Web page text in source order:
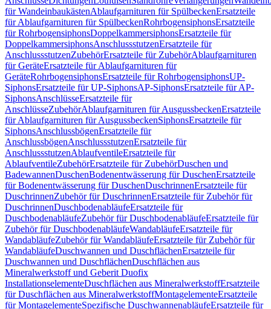
für WandeinbaukästenAblaufgarnituren für SpülbeckenErsatzteile
für Ablaufgarnituren für SpülbeckenRohrbogensiphonsErsatzteile
für RohrbogensiphonsDoppelkammersiphonsErsatzteile für
DoppelkammersiphonsAnschlussstutzenErsatzteile für
AnschlussstutzenZubehörErsatzteile für ZubehörAblaufgarnituren
für GeräteErsatzteile für Ablaufgarnituren für
GeräteRohrbogensiphonsErsatzteile für RohrbogensiphonsUP-
SiphonsErsatzteile für UP-SiphonsAP-SiphonsErsatzteile für AP-
SiphonsAnschlüsseErsatzteile für
AnschlüsseZubehörAblaufgarnituren für AusgussbeckenErsatzteile
für Ablaufgarnituren für AusgussbeckenSiphonsErsatzteile für
SiphonsAnschlussbögenErsatzteile für
AnschlussbögenAnschlussstutzenErsatzteile für
AnschlussstutzenAblaufventileErsatzteile für
AblaufventileZubehörErsatzteile für ZubehörDuschen und
BadewannenDuschenBodenentwässerung für DuschenErsatzteile
für Bodenentwässerung für DuschenDuschrinnenErsatzteile für
DuschrinnenZubehör für DuschrinnenErsatzteile für Zubehör für
DuschrinnenDuschbodenabläufeErsatzteile für
DuschbodenabläufeZubehör für DuschbodenabläufeErsatzteile für
Zubehör für DuschbodenabläufeWandabläufeErsatzteile für
WandabläufeZubehör für WandabläufeErsatzteile für Zubehör für
WandabläufeDuschwannen und DuschflächenErsatzteile für
Duschwannen und DuschflächenDuschflächen aus
Mineralwerkstoff und Geberit Duofix
InstallationselementeDuschflächen aus MineralwerkstoffErsatzteile
für Duschflächen aus MineralwerkstoffMontagelementeErsatzteile
für MontagelementeSpezifische DuschwannenabläufeErsatzteile für